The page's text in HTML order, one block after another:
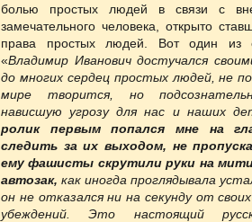
болью простых людей в связи с
замечательного человека, открыто
права простых людей. Вот один из
«Владимир Иванович достучался
до многих сердец простых людей, не
мире творится, но
нависшую угрозу для нас и наших
ролик первым попался мне на
следить за их выходом, не
ему фашисты скрутили руки на
автозак, как иногда проглядывала
он не отказался ни на секунду от
убеждений. Это настоящий